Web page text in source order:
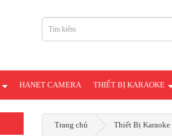
HANET CAMERA THIẾT BỊ KARAOKE
Trang chủ Thiết Bị Karaoke